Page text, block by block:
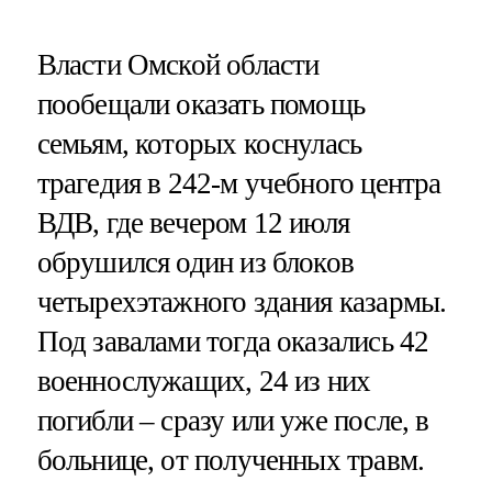
Власти Омской области
пообещали оказать помощь
семьям, которых коснулась
трагедия в 242-м учебного центра
ВДВ, где вечером 12 июля
обрушился один из блоков
четырехэтажного здания казармы.
Под завалами тогда оказались 42
военнослужащих, 24 из них
погибли – сразу или уже после, в
больнице, от полученных травм.